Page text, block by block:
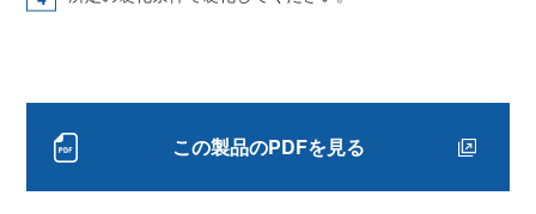
この製品のPDFを見る